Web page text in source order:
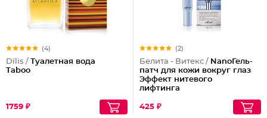
(4)
Dilis / Туалетная вода
Taboo
1759 ₽
(2)
Белита - Витекс / NanoГель-
патч для кожи вокруг глаз
Эффект нитевого
лифтинга
425 ₽